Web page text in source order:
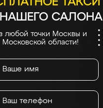
САЛОНА
любой точки Москвы и
Московской области!